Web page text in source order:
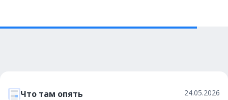
Что там опять 24.05.2026